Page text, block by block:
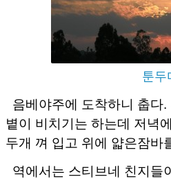
툰두
음베야주에 도착하니 춥다
볕이 비치기는 하는데 저녁
두개 껴 입고 위에 얇은잠바
역에서는 스티브네 친지들